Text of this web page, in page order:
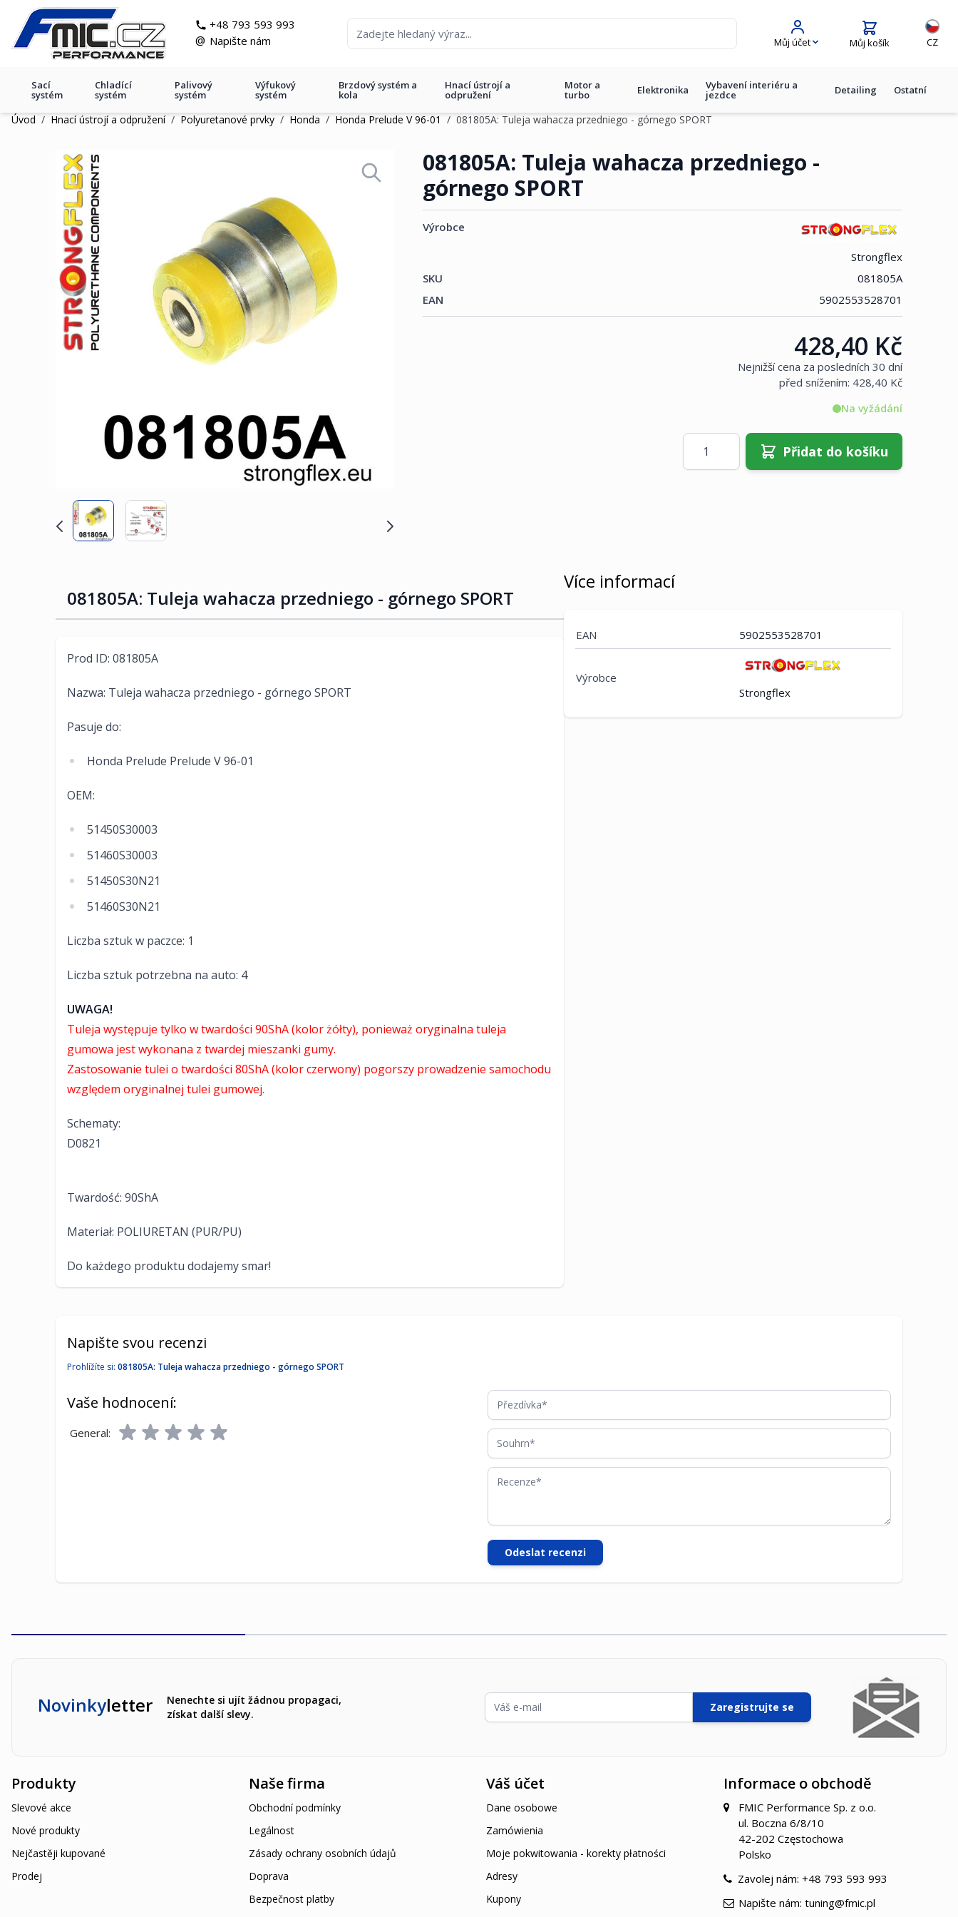
Přejít na obsah
+48 793 593 993
@ Napište nám Můj účet Můj košík
Jazyk
CZ
Sací
systém
Chladící
systém
Palivový
systém
Výfukový
systém
Brzdový systém a
kola
Hnací ústrojí a
odpružení
Motor a
turbo Elektronika Vybavení interiéru a
jezdce Detailing Ostatní
Úvod / Hnací ústrojí a odpružení / Polyuretanové prvky / Honda / Honda Prelude V 96-01 / 081805A: Tuleja wahacza przedniego - górnego SPORT
081805A: Tuleja wahacza przedniego - górnego SPORT081805A: Tuleja wahacza przedniego -
górnego SPORT
Výrobce
Strongflex
SKU
081805A
EAN
5902553528701
Cena:
428,40 Kč
Nejnižší cena za posledních 30 dní
před snížením: 428,40 Kč
Na vyžádání
Množství
Přidat do košíku
081805A: Tuleja wahacza przedniego - górnego SPORT
Prod ID: 081805A
Nazwa: Tuleja wahacza przedniego - górnego SPORT
Pasuje do:
Honda Prelude Prelude V 96-01
OEM:
51450S30003
51460S30003
51450S30N21
51460S30N21
Liczba sztuk w paczce: 1
Liczba sztuk potrzebna na auto: 4
UWAGA!
Tuleja występuje tylko w twardości 90ShA (kolor żółty), ponieważ oryginalna tuleja
gumowa jest wykonana z twardej mieszanki gumy.
Zastosowanie tulei o twardości 80ShA (kolor czerwony) pogorszy prowadzenie samochodu
względem oryginalnej tulei gumowej.
Schematy:
D0821
Twardość: 90ShA
Materiał: POLIURETAN (PUR/PU)
Do każdego produktu dodajemy smar!
Více informací
EAN 5902553528701
Výrobce
Strongflex
Napište svou recenzi
Prohlížíte si: 081805A: Tuleja wahacza przedniego - górnego SPORT
Vaše hodnocení:
General:
Přezdívka
Souhrn
Recenze
Odeslat recenzi
Novinkyletter
Nenechte si ujít žádnou propagaci,
získat další slevy.
E-mailová adresa
Zaregistrujte se
Informace o obchodě
FMIC Performance Sp. z o.o.
ul. Boczna 6/8/10
42-202 Częstochowa
Polsko
Zavolej nám: +48 793 593 993
Napište nám: tuning@fmic.pl
Produkty
Slevové akce
Nové produkty
Nejčastěji kupované
Prodej
Naše firma
Obchodní podmínky
Legálnost
Zásady ochrany osobních údajů
Doprava
Bezpečnost platby
Váš účet
Dane osobowe
Zamówienia
Moje pokwitowania - korekty płatności
Adresy
Kupony